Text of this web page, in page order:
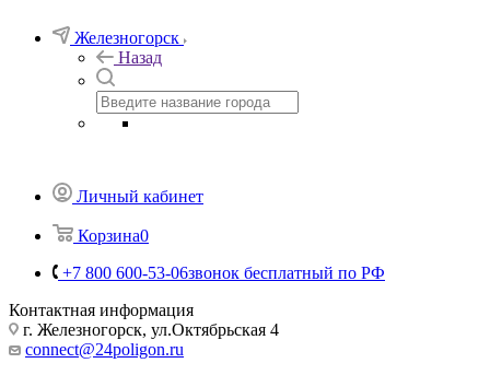
Железногорск
Назад
Личный кабинет
Корзина0
+7 800 600-53-06звонок бесплатный по РФ
Контактная информация
г. Железногорск, ул.Октябрьская 4
connect@24poligon.ru